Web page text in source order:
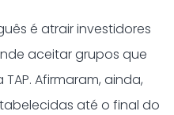
é atrair investidores
aceitar grupos que
Afirmaram, ainda,
até o final do